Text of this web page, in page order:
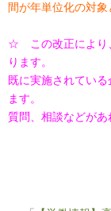
間が年単位化の対
☆ この改正により
ります。
既に実施されてい
ます。
質問、相談などがあ